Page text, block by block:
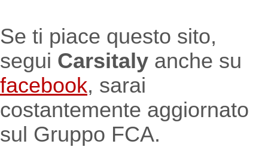
Se ti piace questo sito,
segui Carsitaly anche su
facebook, sarai
costantemente aggiornato
sul Gruppo FCA.